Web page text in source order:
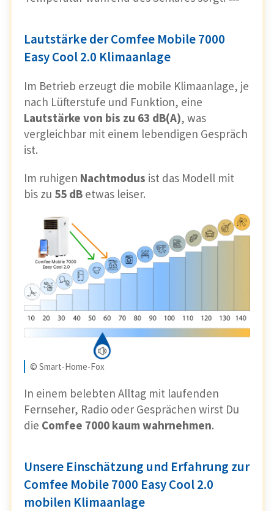
Lautstärke der Comfee Mobile 7000
Easy Cool 2.0 Klimaanlage
Im Betrieb erzeugt die mobile Klimaanlage, je
nach Lüfterstufe und Funktion, eine
Lautstärke von bis zu 63 dB(A), was
vergleichbar mit einem lebendigen Gespräch
ist.
Im ruhigen Nachtmodus ist das Modell mit
bis zu 55 dB etwas leiser.
© Smart-Home-Fox
In einem belebten Alltag mit laufenden
Fernseher, Radio oder Gesprächen wirst Du
die Comfee 7000 kaum wahrnehmen.
Unsere Einschätzung und Erfahrung zur
Comfee Mobile 7000 Easy Cool 2.0
mobilen Klimaanlage